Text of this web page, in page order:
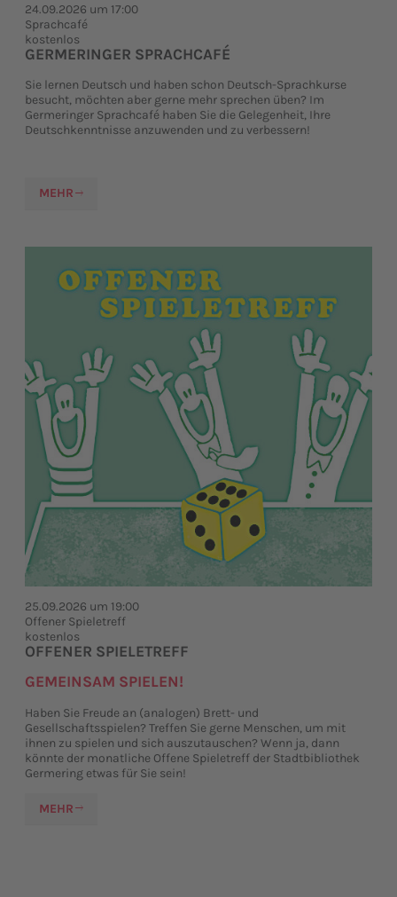
24.09.2026 um 17:00
Sprachcafé
kostenlos
GERMERINGER SPRACHCAFÉ
Sie lernen Deutsch und haben schon Deutsch-Sprachkurse
besucht, möchten aber gerne mehr sprechen üben? Im
Germeringer Sprachcafé haben Sie die Gelegenheit, Ihre
Deutschkenntnisse anzuwenden und zu verbessern!
MEHR
25.09.2026 um 19:00
Offener Spieletreff
kostenlos
OFFENER SPIELETREFF
GEMEINSAM SPIELEN!
Haben Sie Freude an (analogen) Brett- und
Gesellschaftsspielen? Treffen Sie gerne Menschen, um mit
ihnen zu spielen und sich auszutauschen? Wenn ja, dann
könnte der monatliche Offene Spieletreff der Stadtbibliothek
Germering etwas für Sie sein!
MEHR